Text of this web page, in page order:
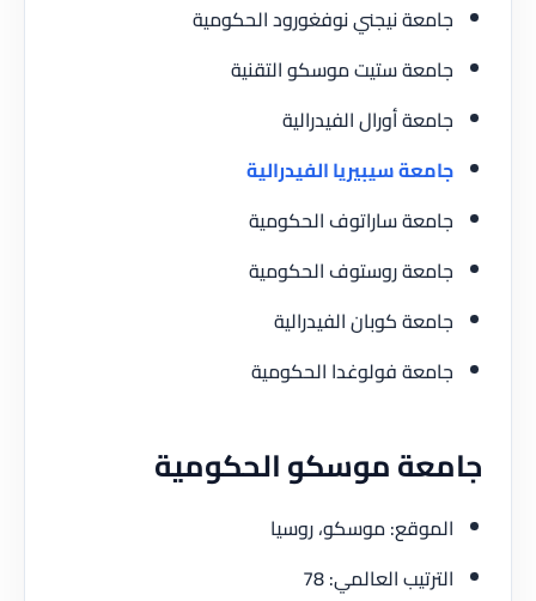
جامعة نيجني نوفغورود الحكومية
جامعة ستيت موسكو التقنية
جامعة أورال الفيدرالية
جامعة سيبيريا الفيدرالية
جامعة ساراتوف الحكومية
جامعة روستوف الحكومية
جامعة كوبان الفيدرالية
جامعة فولوغدا الحكومية
جامعة موسكو الحكومية
الموقع: موسكو، روسيا
الترتيب العالمي: 78